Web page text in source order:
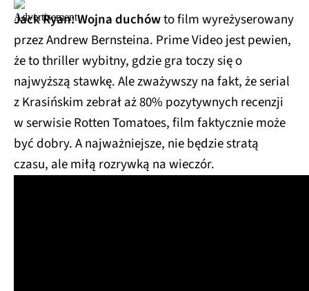
Jack Ryan: Wojna duchówto film wyreżyserowany
przez Andrew Bernsteina. Prime Video jest pewien,
że to thriller wybitny, gdzie gra toczy się o
najwyższą stawkę. Ale zważywszy na fakt, że serial
z Krasińskim zebrał aż 80% pozytywnych recenzji
w serwisie Rotten Tomatoes, film faktycznie może
być dobry. A najważniejsze, nie będzie stratą
czasu, ale miłą rozrywką na wieczór.